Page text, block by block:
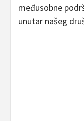
međusobne
unutar našeg